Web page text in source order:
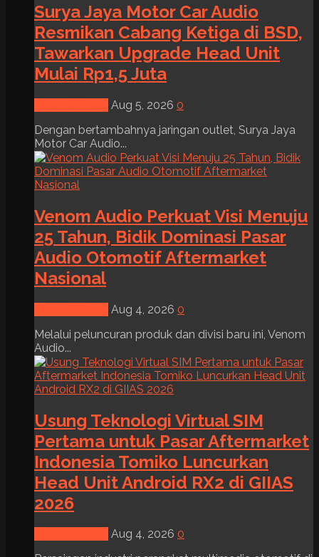
Surya Jaya Motor Car Audio
Resmikan Cabang Ketiga di BSD,
Tawarkan Upgrade Head Unit
Mulai Rp1,5 Juta
Aug 5, 2026 0
Dengan bertambahnya jaringan outlet, Surya Jaya
Motor Car Audio...
Venom Audio Perkuat Visi Menuju
25 Tahun, Bidik Dominasi Pasar
Audio Otomotif Aftermarket
Nasional
Aug 4, 2026 0
Melalui peluncuran produk dan divisi baru ini, Venom
Audio...
Usung Teknologi Virtual SIM
Pertama untuk Pasar Aftermarket
Indonesia Tomiko Luncurkan
Head Unit Android RX2 di GIIAS
2026
Aug 4, 2026 0